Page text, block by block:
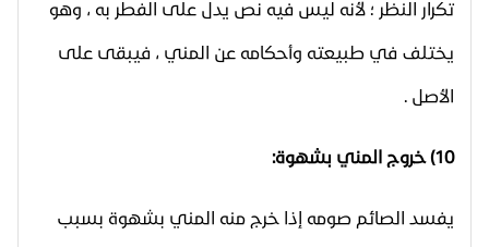
تكرار النظر ؛ لأنه ليس فيه نص يدل على الفطر به ، وهو
يختلف في طبيعته وأحكامه عن المني ، فيبقى على
الأصل .
10) خروج المني بشهوة:
يفسد الصائم صومه إذا خرج منه المني بشهوة بسبب